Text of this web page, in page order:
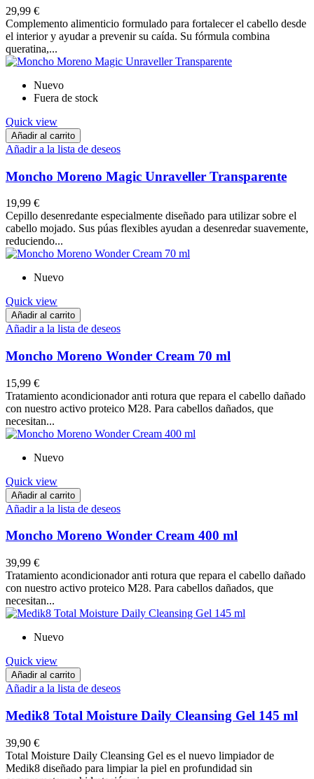
29,99 €
Complemento alimenticio formulado para fortalecer el cabello desde
el interior y ayudar a prevenir su caída. Su fórmula combina
queratina,...
Nuevo
Fuera de stock
Quick view
Añadir al carrito
Añadir a la lista de deseos
Moncho Moreno Magic Unraveller Transparente
19,99 €
Cepillo desenredante especialmente diseñado para utilizar sobre el
cabello mojado. Sus púas flexibles ayudan a desenredar suavemente,
reduciendo...
Nuevo
Quick view
Añadir al carrito
Añadir a la lista de deseos
Moncho Moreno Wonder Cream 70 ml
15,99 €
Tratamiento acondicionador anti rotura que repara el cabello dañado
con nuestro activo proteico M28. Para cabellos dañados, que
necesitan...
Nuevo
Quick view
Añadir al carrito
Añadir a la lista de deseos
Moncho Moreno Wonder Cream 400 ml
39,99 €
Tratamiento acondicionador anti rotura que repara el cabello dañado
con nuestro activo proteico M28. Para cabellos dañados, que
necesitan...
Nuevo
Quick view
Añadir al carrito
Añadir a la lista de deseos
Medik8 Total Moisture Daily Cleansing Gel 145 ml
39,90 €
Total Moisture Daily Cleansing Gel es el nuevo limpiador de
Medik8 diseñado para limpiar la piel en profundidad sin